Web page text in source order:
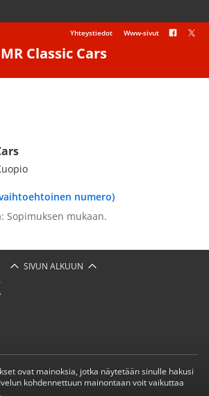
MR Classic Cars
Yhteystiedot Www-sivut
numero)
Sopimuksen mukaan.
SIVUN ALKUUN
ovat mainoksia, jotka näytetään sinulle hakusi
kohdennettuun mainontaan voit vaikuttaa